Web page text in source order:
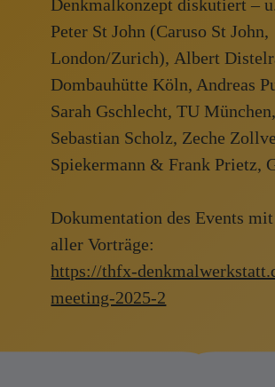
Die Expert Meetings
innovatives, kreatives
Format für
Austausch
Denkmalkonzept diskutiert –
Peter St John (Caruso St John,
London/Zurich), Albert
Dombauhütte Köln, Andreas
Sarah Gschlecht,TU München,
Sebastian Scholz, Zeche
Spiekermann &Frank Prietz,
Dokumentation des Events
aller Vorträge:
https://thfx-
meeting-2025-2